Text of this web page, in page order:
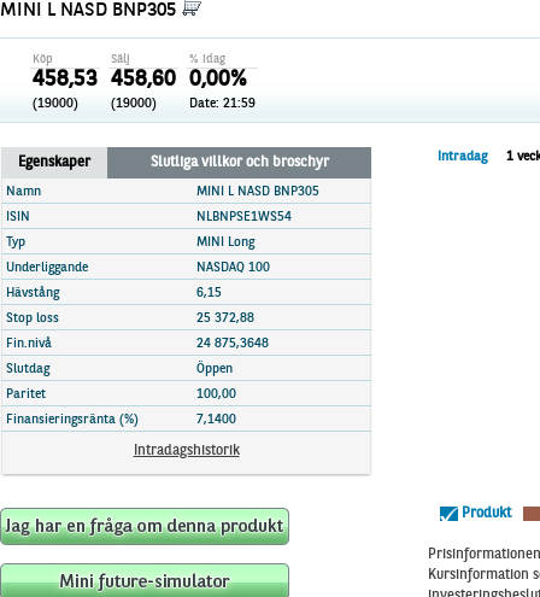
Unlimited Turbos
Nya produkter
Stoppade & förfallna produkter
Utsålda produkter
Realtidskurser
Knock-plocken
Kunskapscentra+
Hur handlar jag
Marknadsöversikt
MINI L NASD BNP305
Köp
458,53
(19000)
Sälj
458,60
(19000)
% idag
0,00%
Date: 21:59
Egenskaper Slutliga villkor och broschyr
Namn
MINI L NASD BNP305
ISIN
NLBNPSE1WS54
Typ
MINI Long
Underliggande
NASDAQ 100
Hävstång
6,15
Stop loss
25 372,88
Fin.nivå
24 875,3648
Slutdag
Öppen
Paritet
100,00
Finansieringsränta (%)
7,1400
Intradagshistorik
Intradag 1
Produkt
Kursinformation